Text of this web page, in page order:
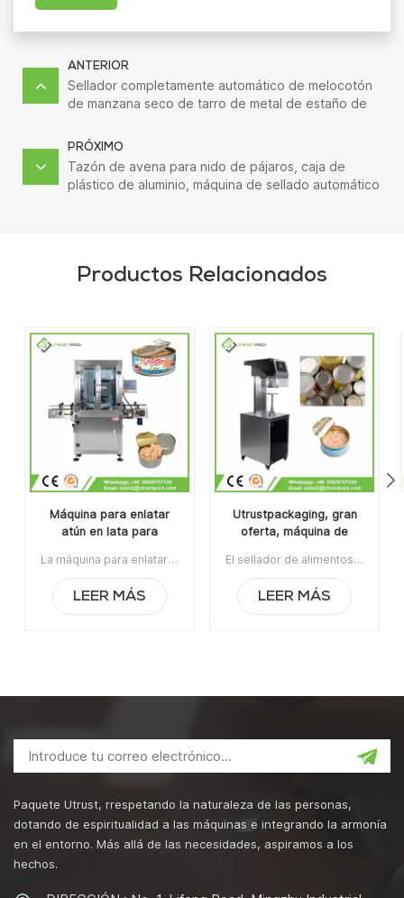
ANTERIOR
Sellador completamente automático de melocotón
de manzana seco de tarro de metal de estaño de
PRÓXIMO
Tazón de avena para nido de pájaros, caja de
plástico de aluminio, máquina de sellado automático
Productos Relacionados
Máquina para enlatar
atún en lata para
envasado de alimentos
La máquina para enlatar atún en latas para fabricantes de envasado de alimentos es aplicable para sellar varias latas redondas, incluidas botellas de plástico PET, latas de hojalata, latas de aluminio, latas de papel, etc.Con una estructura de rodillo de sellado de diseño patentado nacional, su velocidad estable puede alcanzar hasta 60 latas por minuto con un menor consumo de energía. Artículo N.°: UT1AFG2Pedido mínimo: 1Pago: T/TPuerto de embarque: GuangzhouRegión original: Guangzhou, ChinaPlazo de entrega: 10 días después de recibir el depósito.
LEER MÁS
Utrustpackaging, gran
oferta, máquina de
sellador de alimentos
enlatados
El sellador de alimentos enlatados de la máquina de sellado de latas manual de venta caliente de Utrustpackaging es adecuado para sellar todo tipo de latas de PET / latas de papel compuesto, latas u otros recipientes redondos. Alta eficiencia por transmisión mecánica, estructuras simples y convenientes de mantener, peso ligero y fácil de operar.La orden mínima:1Pago:T/TPuerto de embarque:CantónRegión original:PorcelanaTiempo de espera:3-5 días después de recibir el depósito
LEER MÁS
Paquete Utrust, rrespetando la naturaleza de las personas,
dotando de espiritualidad a las máquinas e integrando la armonía
en el entorno. Más allá de las necesidades, aspiramos a los
hechos.